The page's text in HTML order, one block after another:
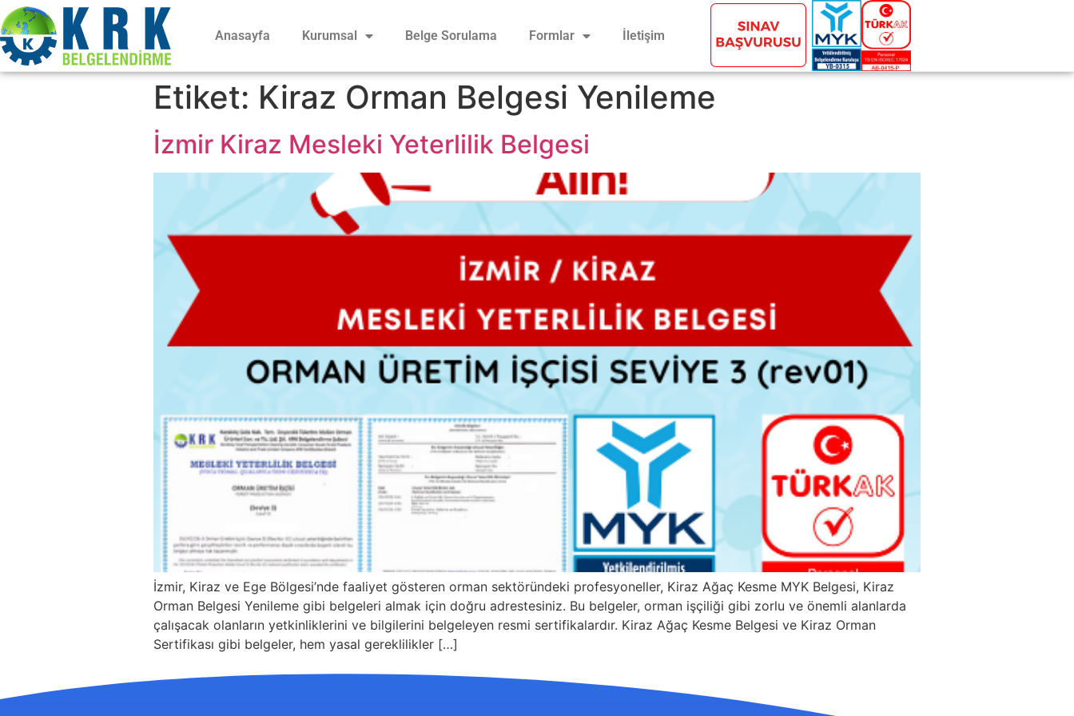
Anasayfa Kurumsal Belge Sorulama Formlar İletişim
Etiket: Kiraz Orman Belgesi Yenileme
İzmir Kiraz Mesleki Yeterlilik Belgesi
İzmir, Kiraz ve Ege Bölgesi’nde faaliyet gösteren orman sektöründeki profesyoneller, Kiraz Ağaç Kesme MYK Belgesi, Kiraz
Orman Belgesi Yenileme gibi belgeleri almak için doğru adrestesiniz. Bu belgeler, orman işçiliği gibi zorlu ve önemli alanlarda
çalışacak olanların yetkinliklerini ve bilgilerini belgeleyen resmi sertifikalardır. Kiraz Ağaç Kesme Belgesi ve Kiraz Orman
Sertifikası gibi belgeler, hem yasal gereklilikler […]